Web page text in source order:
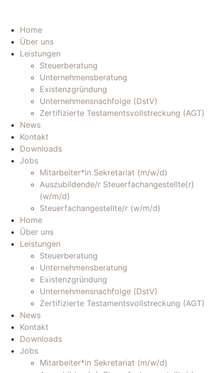
Home
Über uns
Leistungen
Steuerberatung
Unternehmensberatung
Existenzgründung
Unternehmensnachfolge (DstV)
Zertifizierte Testamentsvollstreckung (AGT)
News
Kontakt
Downloads
Jobs
Mitarbeiter*in Sekretariat (m/w/d)
Auszubildende/r Steuerfachangestellte(r)
(w/m/d)
Steuerfachangestellte/r (w/m/d)
Home
Über uns
Leistungen
Steuerberatung
Unternehmensberatung
Existenzgründung
Unternehmensnachfolge (DstV)
Zertifizierte Testamentsvollstreckung (AGT)
News
Kontakt
Downloads
Jobs
Mitarbeiter*in Sekretariat (m/w/d)